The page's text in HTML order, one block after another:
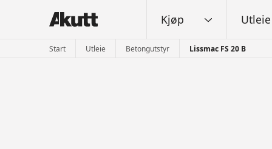
Kjøp Utleie
Start Utleie Betongutstyr Lissmac FS 20 B